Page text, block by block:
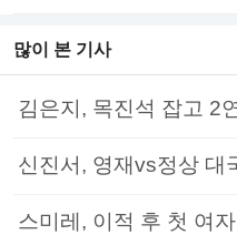
많이 본 기사
김은지, 목진석 잡고 2
신진서, 영재vs정상 대
스미레, 이적 후 첫 여